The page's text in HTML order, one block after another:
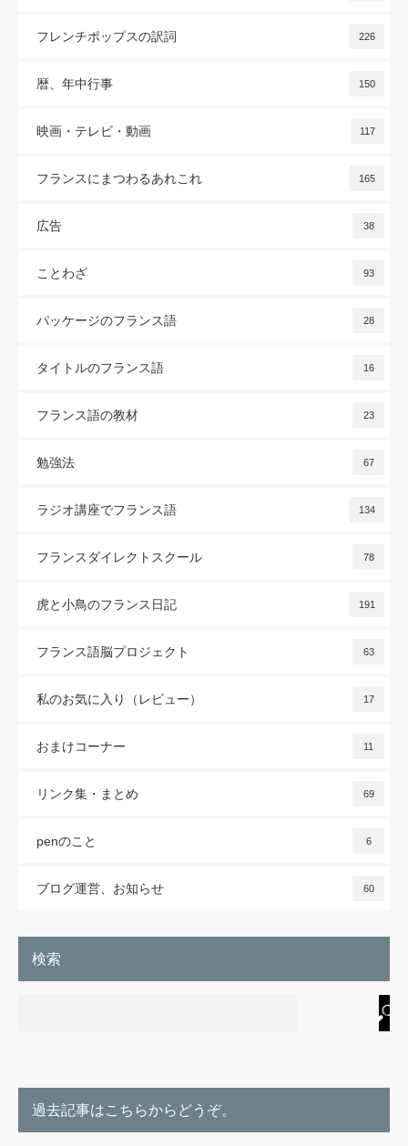
フレンチポップスの訳詞 226
暦、年中行事 150
映画・テレビ・動画 117
フランスにまつわるあれこれ 165
広告 38
ことわざ 93
パッケージのフランス語 28
タイトルのフランス語 16
フランス語の教材 23
勉強法 67
ラジオ講座でフランス語 134
フランスダイレクトスクール 78
虎と小鳥のフランス日記 191
フランス語脳プロジェクト 63
私のお気に入り（レビュー） 17
おまけコーナー 11
リンク集・まとめ 69
penのこと 6
ブログ運営、お知らせ 60
検索
過去記事はこちらからどうぞ。